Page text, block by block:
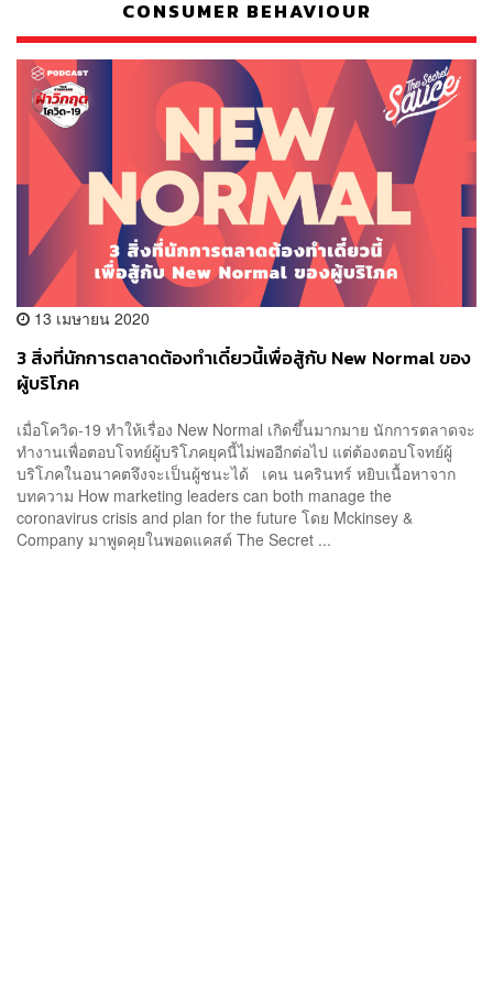
CONSUMER BEHAVIOUR
13 เมษายน 2020
3 สิ่งที่นักการตลาดต้องทำเดี๋ยวนี้เพื่อสู้กับ New Normal ของ
ผู้บริโภค
เมื่อโควิด-19 ทำให้เรื่อง New Normal เกิดขึ้นมากมาย นักการตลาดจะ
ทำงานเพื่อตอบโจทย์ผู้บริโภคยุคนี้ไม่พออีกต่อไป แต่ต้องตอบโจทย์ผู้
บริโภคในอนาคตจึงจะเป็นผู้ชนะได้ เคน นครินทร์ หยิบเนื้อหาจาก
บทความ How marketing leaders can both manage the
coronavirus crisis and plan for the future โดย Mckinsey &
Company มาพูดคุยในพอดแคสต์ The Secret ...